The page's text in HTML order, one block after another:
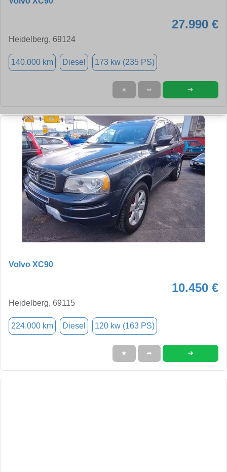
27.990 €
Heidelberg, 69124
140.000 km Diesel 173 kw (235 PS)
★ ➦ ➜
Volvo XC90
10.450 €
Heidelberg, 69115
224.000 km Diesel 120 kw (163 PS)
★ ➦ ➜